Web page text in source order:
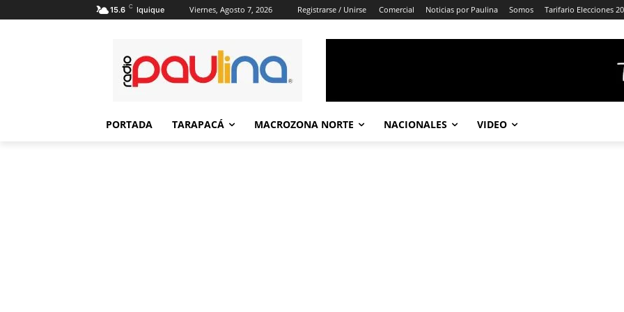
15.6 C Iquique Viernes, Agosto 7, 2026 Registrarse / Unirse Comercial Noticias por Paulina Somos Tarifario Elecciones
PORTADA TARAPACÁ MACROZONA NORTE NACIONALES VIDEO